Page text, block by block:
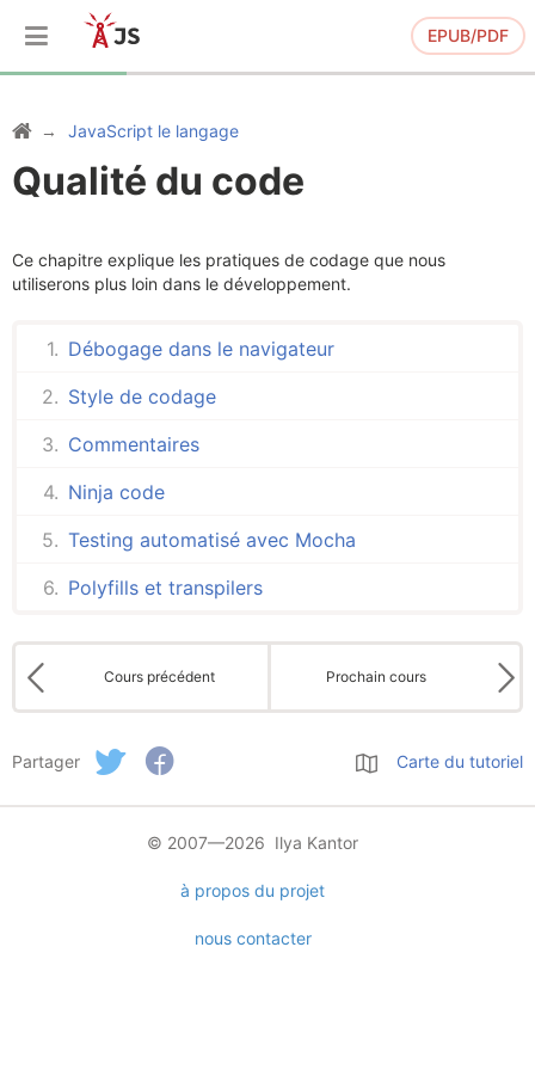
EPUB/PDF
JavaScript le langage
Qualité du code
Ce chapitre explique les pratiques de codage que nous
utiliserons plus loin dans le développement.
Débogage dans le navigateur
Style de codage
Commentaires
Ninja code
Testing automatisé avec Mocha
Polyfills et transpilers
Cours précédent Prochain cours
Partager Carte du tutoriel
© 2007—2026 Ilya Kantor
à propos du projet
nous contacter